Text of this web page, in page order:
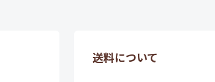
送料について